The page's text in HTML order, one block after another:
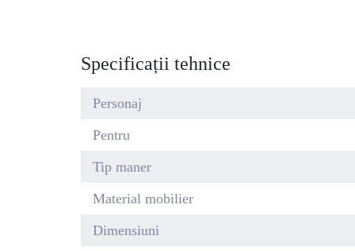
Specificații tehnice
Personaj
Pentru
Tip maner
Material mobilier
Dimensiuni